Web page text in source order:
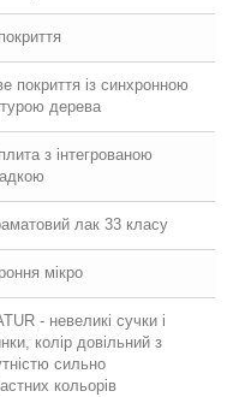
покриття із синхронною
дерева
з інтегрованою
лак 33 класу
мікро
- невеликі сучки і
колір довільний з
сильно
кольорів